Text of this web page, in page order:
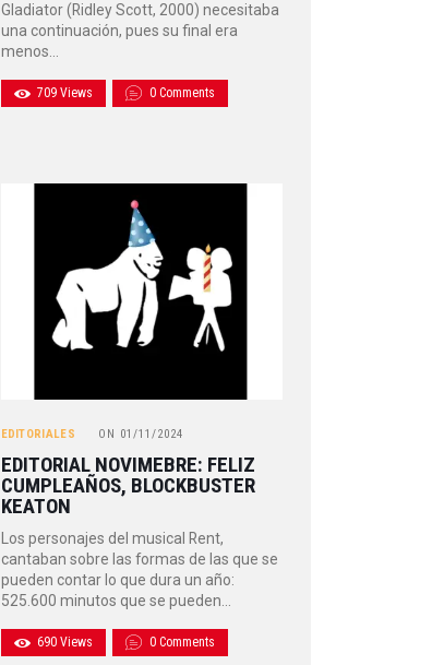
Gladiator (Ridley Scott, 2000) necesitaba
una continuación, pues su final era
menos…
709 Views 0 Comments
EDITORIALES ON 01/11/2024
EDITORIAL NOVIMEBRE: FELIZ
CUMPLEAÑOS, BLOCKBUSTER
KEATON
Los personajes del musical Rent,
cantaban sobre las formas de las que se
pueden contar lo que dura un año:
525.600 minutos que se pueden…
690 Views 0 Comments